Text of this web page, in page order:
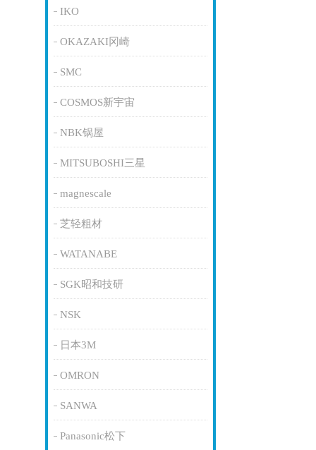
IKO
OKAZAKI冈崎
SMC
COSMOS新宇宙
NBK锅屋
MITSUBOSHI三星
magnescale
芝轻粗材
WATANABE
SGK昭和技研
NSK
日本3M
OMRON
SANWA
Panasonic松下